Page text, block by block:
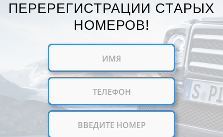
ПЕРЕРЕГИСТРАЦИИ СТАРЫХ
НОМЕРОВ!